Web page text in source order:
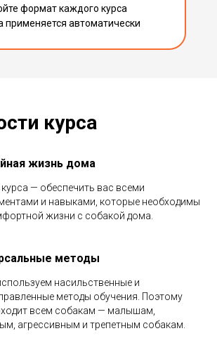
формат каждого курса
применяется автоматически
курса
жизнь дома
— обеспечить вас всеми
и навыками, которые необходимы
жизни с собакой дома.
методы
насильственные и
методы обучения. Поэтому
всем собакам — малышам,
агрессивным и трепетным собакам.